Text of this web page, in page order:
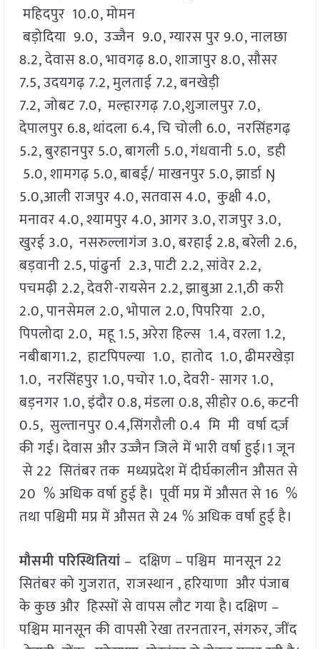
महिदपुर 10.0, मोमन
बड़ोदिया 9.0, उज्जैन 9.0, ग्यारस पुर 9.0, नालछा
8.2, देवास 8.0, भावगढ़ 8.0, शाजापुर 8.0, सौसर
7.5, उदयगढ़ 7.2, मुलताई 7.2, बनखेड़ी
7.2, जोबट 7.0, मल्हारगढ़ 7.0,शुजालपुर 7.0,
देपालपुर 6.8, थांदला 6.4, चि चोली 6.0, नरसिंहगढ़
5.2, बुरहानपुर 5.0, बागली 5.0, गंधवानी 5.0, डही
5.0, शामगढ़ 5.0, बाबई/ माखनपुर 5.0, झार्डा Ŋ
5.0,आली राजपुर 4.0, सतवास 4.0, कुक्षी 4.0,
मनावर 4.0, श्यामपुर 4.0, आगर 3.0, राजपुर 3.0,
खुरई 3.0, नसरुल्लागंज 3.0, बरहाई 2.8, बरेली 2.6,
बड़वानी 2.5, पांढुर्ना 2.3, पाटी 2.2, सांवेर 2.2,
पचमढ़ी 2.2, देवरी-रायसेन 2.2, झाबुआ 2.1,ठी करी
2.0, पानसेमल 2.0, भोपाल 2.0, पिपरिया 2.0,
पिपलोदा 2.0, महू 1.5, अरेरा हिल्स 1.4, वरला 1.2,
नबीबाग1.2, हाटपिपल्या 1.0, हातोद 1.0, ढीमरखेड़ा
1.0, नरसिंहपुर 1.0, पचोर 1.0, देवरी- सागर 1.0,
बड़नगर 1.0, इंदौर 0.8, मंडला 0.8, सीहोर 0.6, कटनी
0.5, सुल्तानपुर 0.4,सिंगरौली 0.4 मि मी वर्षा दर्ज़
की गई। देवास और उज्जैन जिले में भारी वर्षा हुई।1 जून
से 22 सितंबर तक मध्यप्रदेश में दीर्घकालीन औसत से
20 % अधिक वर्षा हुई है। पूर्वी मप्र में औसत से 16 %
तथा पश्चिमी मप्र में औसत से 24 % अधिक वर्षा हुई है।
मौसमी परिस्थितियां– दक्षिण – पश्चिम मानसून 22
सितंबर को गुजरात, राजस्थान , हरियाणा और पंजाब
के कुछ और हिस्सों से वापस लौट गया है। दक्षिण –
पश्चिम मानसून की वापसी रेखा तरनतारन, संगरुर, जींद